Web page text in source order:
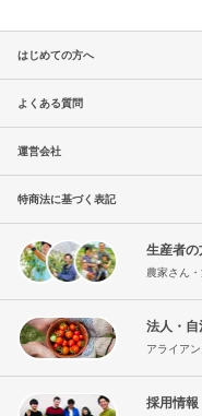
はじめての方へ
よくある質問
運営会社
特商法に基づく表記
生産者の
農家さん
法人・自
アライア
採用情報